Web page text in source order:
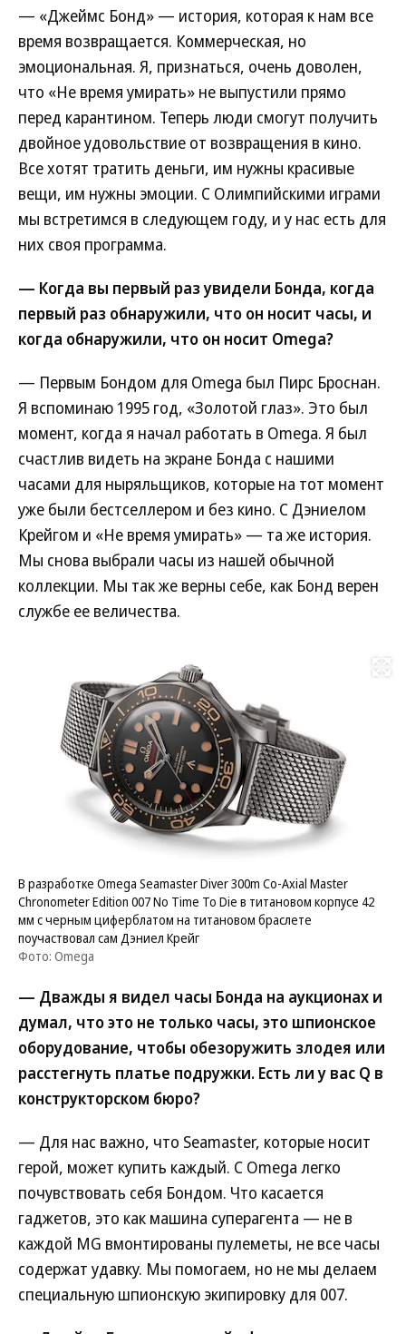
— «Джеймс Бонд» — история, которая к нам все
время возвращается. Коммерческая, но
эмоциональная. Я, признаться, очень доволен,
что «Не время умирать» не выпустили прямо
перед карантином. Теперь люди смогут получить
двойное удовольствие от возвращения в кино.
Все хотят тратить деньги, им нужны красивые
вещи, им нужны эмоции. С Олимпийскими играми
мы встретимся в следующем году, и у нас есть для
них своя программа.
— Когда вы первый раз увидели Бонда, когда
первый раз обнаружили, что он носит часы, и
когда обнаружили, что он носит Omega?
— Первым Бондом для Omega был Пирс Броснан.
Я вспоминаю 1995 год, «Золотой глаз». Это был
момент, когда я начал работать в Omega. Я был
счастлив видеть на экране Бонда с нашими
часами для ныряльщиков, которые на тот момент
уже были бестселлером и без кино. С Дэниелом
Крейгом и «Не время умирать» — та же история.
Мы снова выбрали часы из нашей обычной
коллекции. Мы так же верны себе, как Бонд верен
службе ее величества.
В разработке Omega Seamaster Diver 300m Co-Axial Master
Chronometer Edition 007 No Time To Die в титановом корпусе 42
мм с черным циферблатом на титановом браслете
поучаствовал сам Дэниел Крейг
Фото: Omega
— Дважды я видел часы Бонда на аукционах и
думал, что это не только часы, это шпионское
оборудование, чтобы обезоружить злодея или
расстегнуть платье подружки. Есть ли у вас Q в
конструкторском бюро?
— Для нас важно, что Seamaster, которые носит
герой, может купить каждый. С Omega легко
почувствовать себя Бондом. Что касается
гаджетов, это как машина суперагента — не в
каждой MG вмонтированы пулеметы, не все часы
содержат удавку. Мы помогаем, но не мы делаем
специальную шпионскую экипировку для 007.